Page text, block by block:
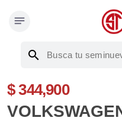
notes
search
$ 344,900